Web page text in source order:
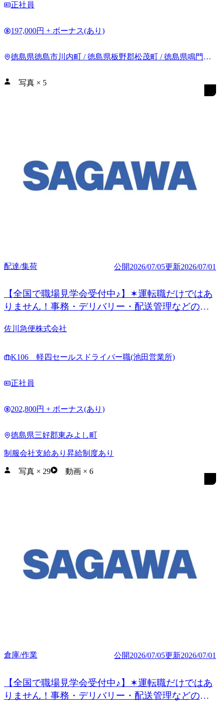
正社員
197,000円 + ボーナス(あり)
徳島県徳島市川内町 / 徳島県板野郡松茂町 / 徳島県鳴門市
写真 × 5
配達/集荷 公開2026/07/05更新2026/07/01
【全国で職場見学会受付中♪】✶運転職だけではあ
りません！事務・デリバリー・配送管理などの非
佐川急便株式会社
K106 軽四セールスドライバー職(池田営業所)
正社員
202,800円 + ボーナス(あり)
徳島県三好郡東みよし町
制服会社支給あり 昇給制度あり
写真 × 29 動画 × 6
倉庫/作業 公開2026/07/05更新2026/07/01
【全国で職場見学会受付中♪】✶運転職だけではあ
りません！事務・デリバリー・配送管理などの非